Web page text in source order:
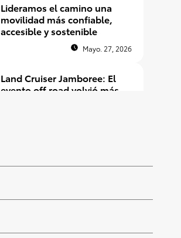
Lideramos el camino una
movilidad más confiable,
accesible y sostenible
Mayo. 27, 2026
Land Cruiser Jamboree: El
evento off road volvió más
iniciamos una nueva etapa